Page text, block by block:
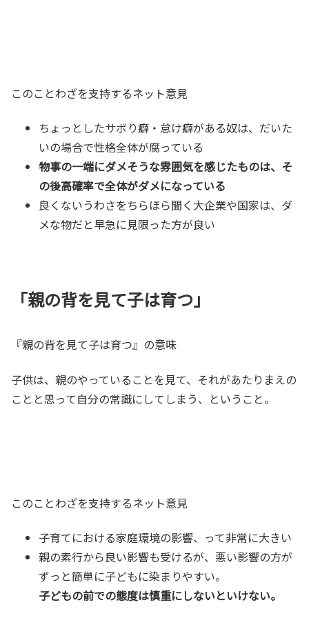
このことわざを支持するネット意見
ちょっとしたサボり癖・怠け癖がある奴は、だいた
いの場合で性格全体が腐っている
物事の一端にダメそうな雰囲気を感じたものは、そ
の後高確率で全体がダメになっている
良くないうわさをちらほら聞く大企業や国家は、ダ
メな物だと早急に見限った方が良い
「親の背を見て子は育つ」
『親の背を見て子は育つ』の意味
子供は、親のやっていることを見て、それがあたりまえの
ことと思って自分の常識にしてしまう、ということ。
このことわざを支持するネット意見
子育てにおける家庭環境の影響、って非常に大きい
親の素行から良い影響も受けるが、悪い影響の方が
ずっと簡単に子どもに染まりやすい。
子どもの前での態度は慎重にしないといけない。